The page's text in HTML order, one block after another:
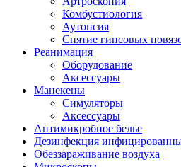
Комбустиология
Аутопсия
Снятие гипсовых
Реанимация
Оборудование
Аксессуары
Манекены
Симуляторы
Аксессуары
Антимикробное белье
Дезинфекция
Обеззараживание воздуха